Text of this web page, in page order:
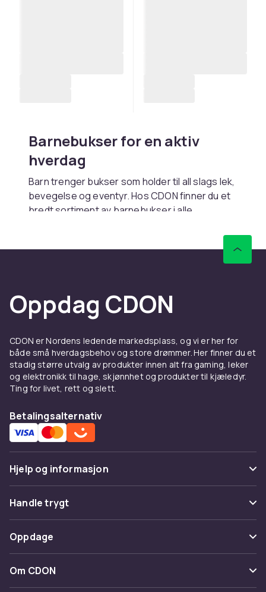
Barnebukser for en aktiv
hverdag
Barn trenger bukser som holder til all slags lek,
bevegelse og eventyr. Hos CDON finner du et
bredt sortiment av barnebukser i alle
joggebukser og leggings til klassiske chinos
og fine dressbukser. Vi tilbyr bukser til alle
Utforsk også underkategoriene med
shorts , eller finn matchende ytterplagg
Jeans til barn, et tidløst og
allsidig valg
Jeans er et tidløst plagg som passer til nesten
enhver anledning. Det er slitesterkt nok til tøff
lek, men ser likevel bra ut når man vil kle seg litt
pent. Hos CDON finner du barnets jeans i
mange forskjellige snitt, vask og stilarter.
Mange modeller har elastikk i midjen eller
knær og lommer er gode til aktive barn.
Shorts til varme og aktive
Oppdag CDON
CDON er Nordens ledende markedsplass, og vi er her for
både små hverdagsbehov og store drømmer. Her finner du et
stadig større utvalg av produkter innen alt fra gaming, leker
og elektronikk til hage, skjønnhet og produkter til kjæledyr.
Ting for livet, rett og slett.
Betalingsalternativ
Hjelp og informasjon
Vanlige spørsmål
Spor pakke
Angre & returner her
Kontakt oss
Handle trygt
Betaling
Levering
Oppdage
Kategorier
Om CDON